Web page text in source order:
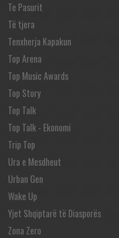
Te Pasurit
Të tjera
Tenxherja Kapakun
Top Arena
Top Music Awards
Top Story
Top Talk
Top Talk - Ekonomi
Trip Top
Ura e Mesdheut
Urban Gen
Wake Up
Yjet Shqiptarë të Diasporës
Zona Zero